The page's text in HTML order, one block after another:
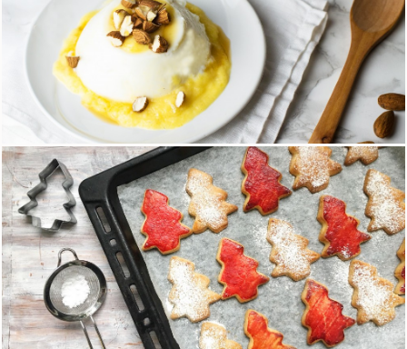
Panna cotta senza lattosio con coulis di cachi
19 Gennaio 2018